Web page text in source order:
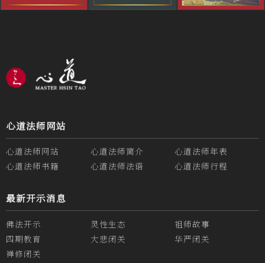
心道法师网站
心道法师网站 心道法师简介
心道法师年表
心道法师书籍
心道法师法语 心道法师行程
最新开示消息
佛法开示 灵性生态
祖师故事
四期教育
大悲闭关
华严闭关
禅修闭关